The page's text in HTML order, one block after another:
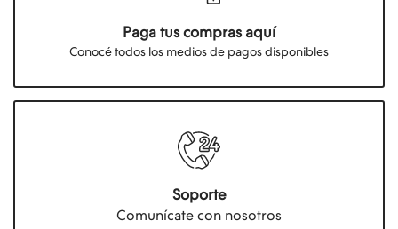
Paga tus compras aquí
Conocé todos los medios de pagos disponibles
Soporte
Comunícate con nosotros